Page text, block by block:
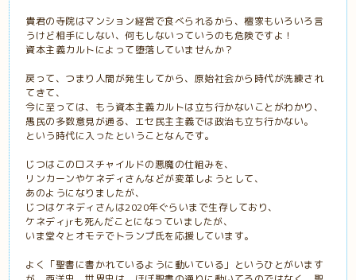
貴君の寺院はマンション経営で食べられるから、檀家もいろいろ言
うけど相手にしない、何もしないっていうのも危険ですよ！
資本主義カルトによって堕落していませんか？
戻って、つまり人間が発生してから、原始社会から時代が洗練され
てきて、
今に至っては、もう資本主義カルトは立ち行かないことがわかり、
愚民の多数意見が通る、エセ民主主義では政治も立ち行かない。
という時代に入ったということなんです。
じつはこのロスチャイルドの悪魔の仕組みを、
リンカーンやケネディさんなどが変革しようとして、
あのようになりましたが、
じつはケネディさんは2020年ぐらいまで生存しており、
ケネディjrも死んだことになっていましたが、
いま堂々とオモテでトランプ氏を応援しています。
よく「聖書に書かれているように動いている」というひとがいます